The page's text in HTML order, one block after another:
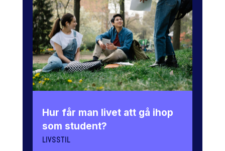
Hur får man livet att gå ihop
som student?
LIVSSTIL